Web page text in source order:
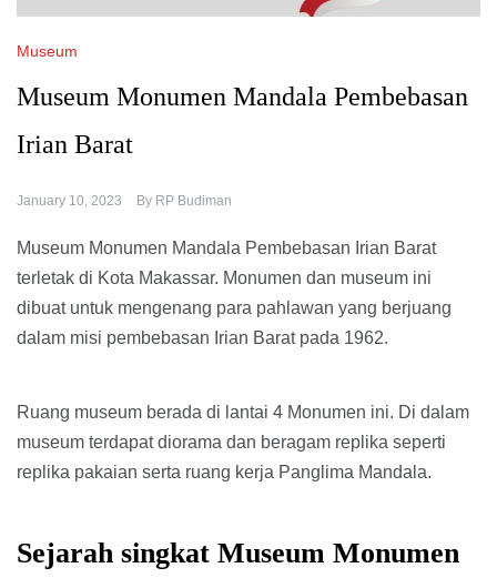
Museum
Museum Monumen Mandala Pembebasan
Irian Barat
January 10, 2023 By RP Budiman
Museum Monumen Mandala Pembebasan Irian Barat
terletak di Kota Makassar. Monumen dan museum ini
dibuat untuk mengenang para pahlawan yang berjuang
dalam misi pembebasan Irian Barat pada 1962.
Ruang museum berada di lantai 4 Monumen ini. Di dalam
museum terdapat diorama dan beragam replika seperti
replika pakaian serta ruang kerja Panglima Mandala.
Sejarah singkat Museum Monumen